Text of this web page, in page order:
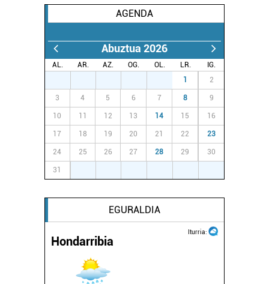
teknologia erabiliz, cookieak adibidez, iragarki eta eduki
pertsonalizatuak eskaintzeko, iragarkiak eta edukia
produktuak garatzeko. Zure datuak nork eta zertarako
erabiltzen dituen hauta dezakezu.
Bazkide batzuek ez dizute baimenik eskatzen, eta beren
interes komertzial legitimoetan babesten dira. Ikusi gure
bazkideen zerrenda, beren ustez zein helburutarako
duten interes legitimoa eta horren aurka nola egin
dezakezun ikusteko.
Lortu zure datu pertsonalak prozesatzeko moduari
datuen atalean. Edozein unetan alda edo ken dezakezu
zure baimena Cookieen adierazpenean.
fitxategiak erabiltzen ditu. Zure esperientzia eta
zerbitzuak hobetzeko asmoz, cookie teknologiaz
AGENDA
Abuztua 2026
AL. AR. AZ. OG. OL. LR.
IG.
1 2
3 4 5 6 7 8 9
10 11 12 13 14 15 16
17 18 19 20 21 22 23
24 25 26 27 28 29 30
31
EGURALDIA
Iturria:
Hondarribia